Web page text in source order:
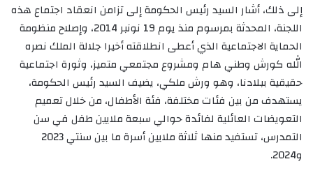
إلى ذلك، أشار السيد رئيس الحكومة إلى تزامن انعقاد اجتماع هذه
اللجنة، المحدثة بمرسوم منذ يوم 19 نونبر 2014، وإصلاح منظومة
الحماية الاجتماعية الذي أعطى انطلاقته أخيرا جلالة الملك نصره
الله كورش وطني هام ومشروع مجتمعي متميز، وثورة اجتماعية
حقيقية ببلادنا، وهو ورش ملكي، يضيف السيد رئيس الحكومة،
يستهدف من بين فئات مختلفة، فئة الأطفال، من خلال تعميم
التعويضات العائلية لفائدة حوالي سبعة ملايين طفل في سن
التمدرس، تستفيد منها ثلاثة ملايين أسرة ما بين سنتي 2023
و2024.